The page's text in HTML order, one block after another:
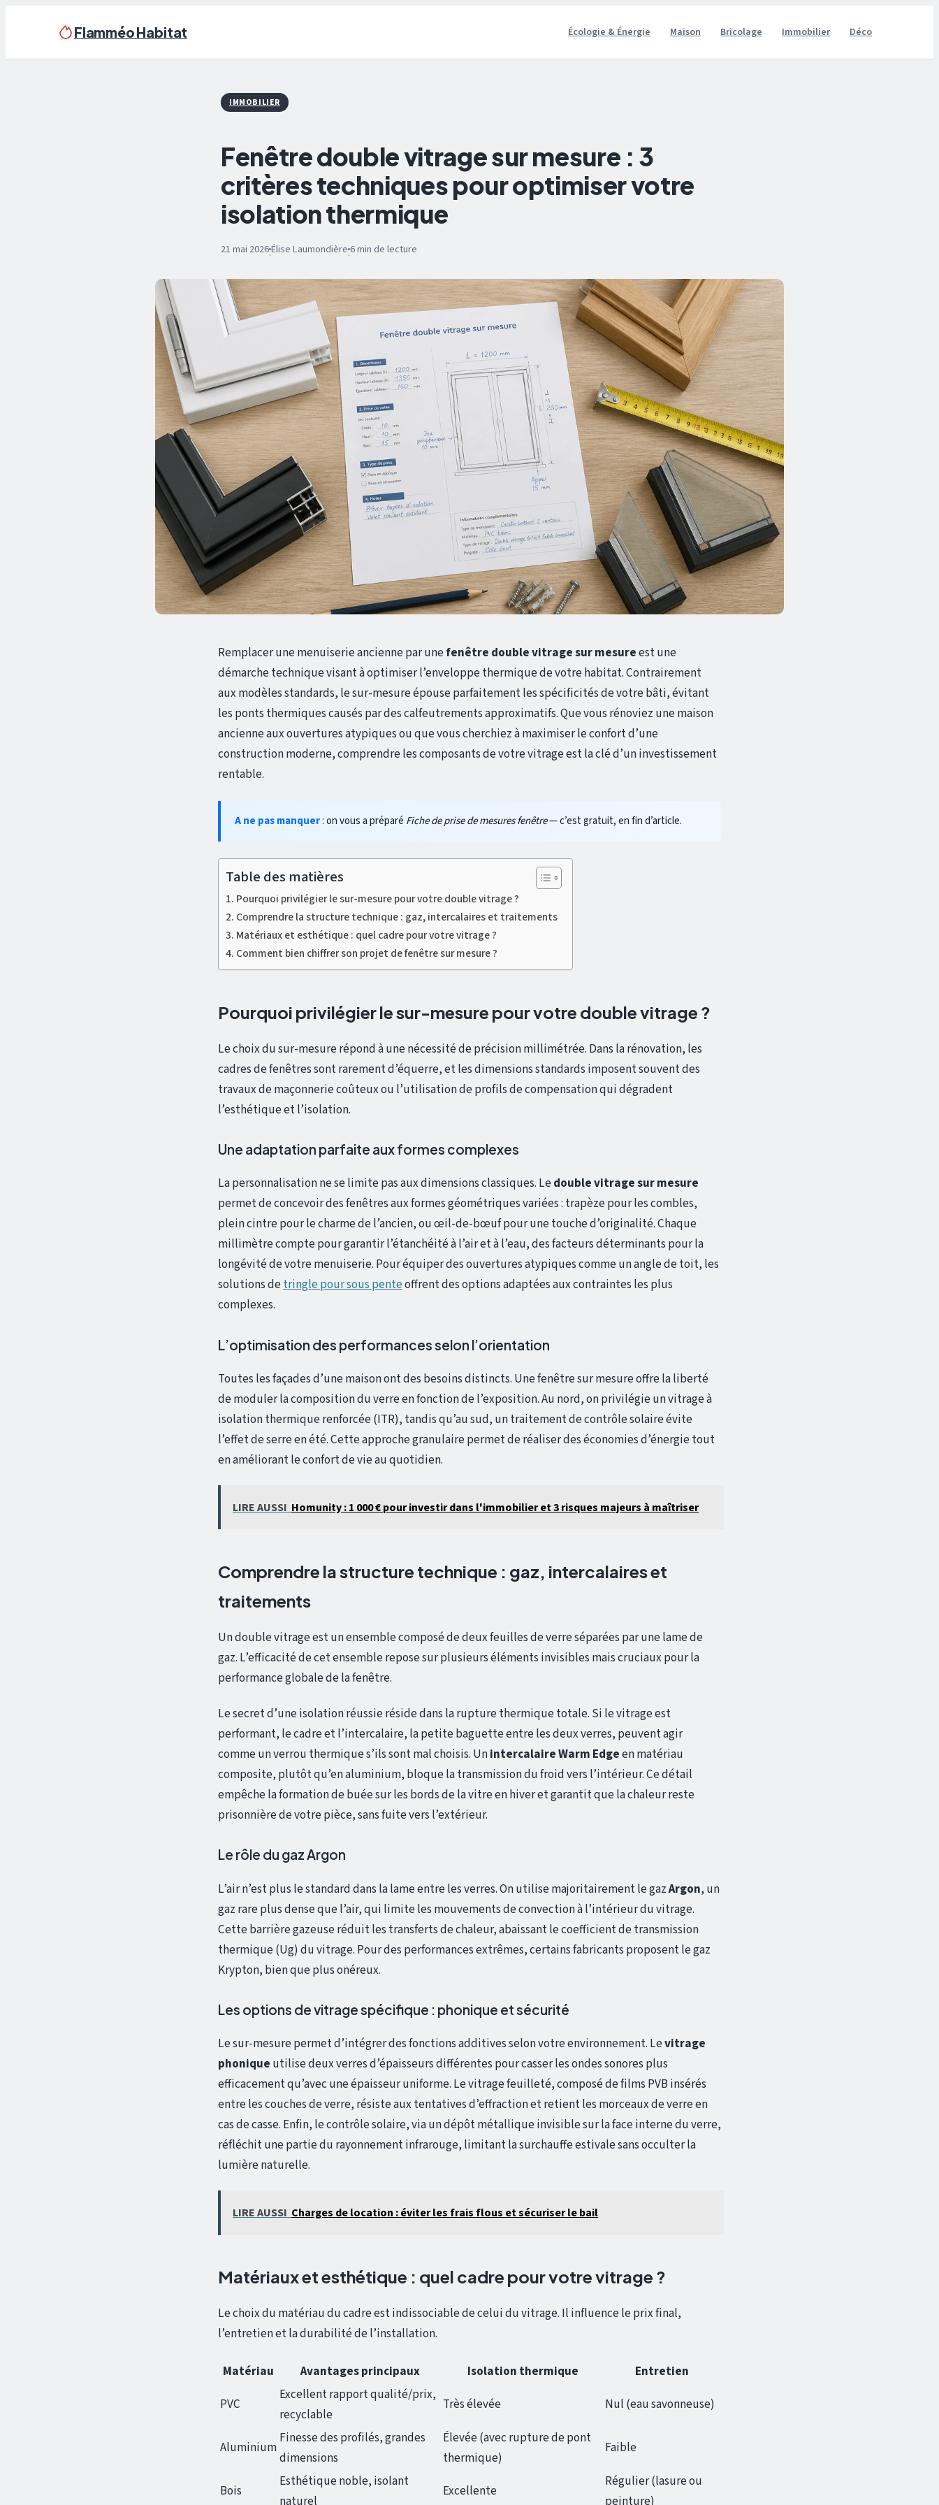
Flamméo Habitat Écologie & Énergie Maison Bricolage Immobilier Déco
IMMOBILIER
Fenêtre double vitrage sur mesure : 3
critères techniques pour optimiser votre
isolation thermique
21 mai 2026·Élise Laumondière·6 min de lecture
Remplacer une menuiserie ancienne par unefenêtre double vitrage sur mesureest une
démarche technique visant à optimiser l’enveloppe thermique de votre habitat. Contrairement
aux modèles standards, le sur-mesure épouse parfaitement les spécificités de votre bâti, évitant
les ponts thermiques causés par des calfeutrements approximatifs. Que vous rénoviez une maison
ancienne aux ouvertures atypiques ou que vous cherchiez à maximiser le confort d’une
construction moderne, comprendre les composants de votre vitrage est la clé d’un investissement
rentable.
A ne pas manquer: on vous a préparé Fiche de prise de mesures fenêtre— c’est gratuit, en fin d’article.
Table des matières
Pourquoi privilégier le sur-mesure pour votre double vitrage ?
Comprendre la structure technique : gaz, intercalaires et traitements
Matériaux et esthétique : quel cadre pour votre vitrage ?
Comment bien chiffrer son projet de fenêtre sur mesure ?
Pourquoi privilégier le sur-mesure pour votre double vitrage ?
Le choix du sur-mesure répond à une nécessité de précision millimétrée. Dans la rénovation, les
cadres de fenêtres sont rarement d’équerre, et les dimensions standards imposent souvent des
travaux de maçonnerie coûteux ou l’utilisation de profils de compensation qui dégradent
l’esthétique et l’isolation.
Une adaptation parfaite aux formes complexes
La personnalisation ne se limite pas aux dimensions classiques. Ledouble vitrage sur mesure
permet de concevoir des fenêtres aux formes géométriques variées : trapèze pour les combles,
plein cintre pour le charme de l’ancien, ou œil-de-bœuf pour une touche d’originalité. Chaque
millimètre compte pour garantir l’étanchéité à l’air et à l’eau, des facteurs déterminants pour la
longévité de votre menuiserie. Pour équiper des ouvertures atypiques comme un angle de toit, les
solutions detringle pour sous penteoffrent des options adaptées aux contraintes les plus
complexes.
L’optimisation des performances selon l’orientation
Toutes les façades d’une maison ont des besoins distincts. Une fenêtre sur mesure offre la liberté
de moduler la composition du verre en fonction de l’exposition. Au nord, on privilégie un vitrage à
isolation thermique renforcée (ITR), tandis qu’au sud, un traitement de contrôle solaire évite
l’effet de serre en été. Cette approche granulaire permet de réaliser des économies d’énergie tout
en améliorant le confort de vie au quotidien.
LIRE AUSSI Homunity : 1 000 € pour investir dans l'immobilier et 3 risques majeurs à maîtriser
Comprendre la structure technique : gaz, intercalaires et
traitements
Un double vitrage est un ensemble composé de deux feuilles de verre séparées par une lame de
gaz. L’efficacité de cet ensemble repose sur plusieurs éléments invisibles mais cruciaux pour la
performance globale de la fenêtre.
Le secret d’une isolation réussie réside dans la rupture thermique totale. Si le vitrage est
performant, le cadre et l’intercalaire, la petite baguette entre les deux verres, peuvent agir
comme un verrou thermique s’ils sont mal choisis. Unintercalaire Warm Edgeen matériau
composite, plutôt qu’en aluminium, bloque la transmission du froid vers l’intérieur. Ce détail
empêche la formation de buée sur les bords de la vitre en hiver et garantit que la chaleur reste
prisonnière de votre pièce, sans fuite vers l’extérieur.
Le rôle du gaz Argon
L’air n’est plus le standard dans la lame entre les verres. On utilise majoritairement le gazArgon, un
gaz rare plus dense que l’air, qui limite les mouvements de convection à l’intérieur du vitrage.
Cette barrière gazeuse réduit les transferts de chaleur, abaissant le coefficient de transmission
thermique (Ug) du vitrage. Pour des performances extrêmes, certains fabricants proposent le gaz
Krypton, bien que plus onéreux.
Les options de vitrage spécifique : phonique et sécurité
Le sur-mesure permet d’intégrer des fonctions additives selon votre environnement. Levitrage
phonique utilise deux verres d’épaisseurs différentes pour casser les ondes sonores plus
efficacement qu’avec une épaisseur uniforme. Le vitrage feuilleté, composé de films PVB insérés
entre les couches de verre, résiste aux tentatives d’effraction et retient les morceaux de verre en
cas de casse. Enfin, le contrôle solaire, via un dépôt métallique invisible sur la face interne du verre,
réfléchit une partie du rayonnement infrarouge, limitant la surchauffe estivale sans occulter la
lumière naturelle.
LIRE AUSSI Charges de location : éviter les frais flous et sécuriser le bail
Matériaux et esthétique : quel cadre pour votre vitrage ?
Le choix du matériau du cadre est indissociable de celui du vitrage. Il influence le prix final,
l’entretien et la durabilité de l’installation.
Matériau Avantages principaux Isolation thermique
Entretien
PVC
Excellent rapport qualité/prix,
recyclable
Très élevée Nul (eau savonneuse)
Aluminium
Finesse des profilés, grandes
dimensions
Élevée (avec rupture de pont
thermique)
Faible
Bois
Esthétique noble, isolant
naturel
Excellente
Régulier (lasure ou
peinture)